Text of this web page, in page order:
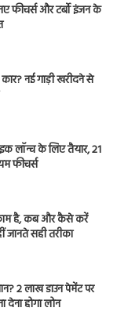
फीचर्स और टर्बो इंजन के
नई गाड़ी खरीदने से
लॉन्च के लिए तैयार, 21
फीचर्स
है, कब और कैसे करें
जानते सही तरीका
2 लाख डाउन पेमेंट पर
होगा लोन